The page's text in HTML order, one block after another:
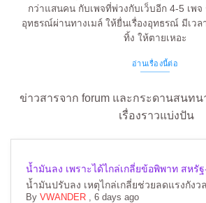
กว่าแสนคน กับเพจที่พ่วงกับเว็บอีก 4-5 เพ
อุทธรณ์ผ่านทางเมล์ ให้ยื่นเรื่องอุทธรณ์ มีเว
ทิ้ง ให้ตายเหอะ
อ่านเรื่องนี้ต่อ
ข่าวสารจาก forum และกระดานสนทน
เรื่องราวแบ่งปัน
น้ำมันลง เพราะได้ไกล่เกลี่ยข้อพิพาท สหรั
น้ำมันปรับลง เหตุไกล่เกลี่ยช่วยลดแรงกังว
By VWANDER 6 days ago